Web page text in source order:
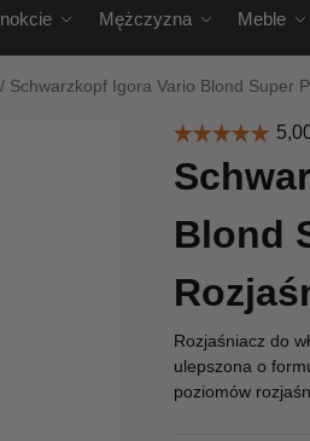
Mężczyzna Meble
/ Schwarzkopf Igora Vario Blond Super
Blond
Rozjaśniacz do
ulepszona o
poziomów